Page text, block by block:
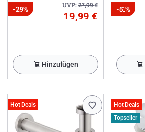
UVP:27,99€
-29%
19,99 €
Hinzufügen
-51%
Hot Deals
Hot Deals
Topseller